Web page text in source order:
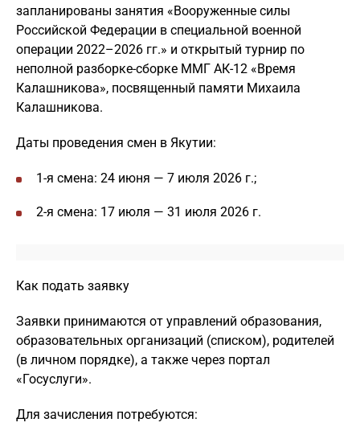
запланированы занятия «Вооруженные силы
Российской Федерации в специальной военной
операции 2022–2026 гг.» и открытый турнир по
неполной разборке-сборке ММГ АК-12 «Время
Калашникова», посвященный памяти Михаила
Калашникова.
Даты проведения смен в Якутии:
1-я смена: 24 июня — 7 июля 2026 г.;
2-я смена: 17 июля — 31 июля 2026 г.
Как подать заявку
Заявки принимаются от управлений образования,
образовательных организаций (списком), родителей
(в личном порядке), а также через портал
«Госуслуги».
Для зачисления потребуются: